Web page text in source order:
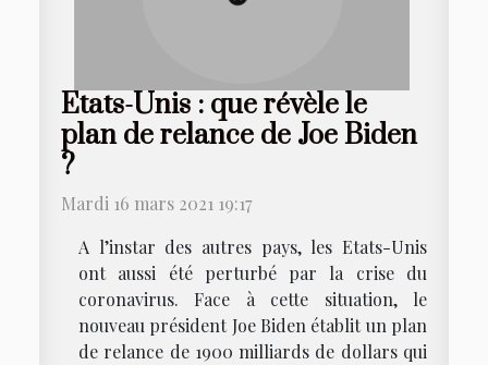
Etats-Unis : que révèle le
plan de relance de Joe Biden
?
Mardi 16 mars 2021 19:17
A l’instar des autres pays, les Etats-Unis
ont aussi été perturbé par la crise du
coronavirus. Face à cette situation, le
nouveau président Joe Biden établit un plan
de relance de 1900 milliards de dollars qui